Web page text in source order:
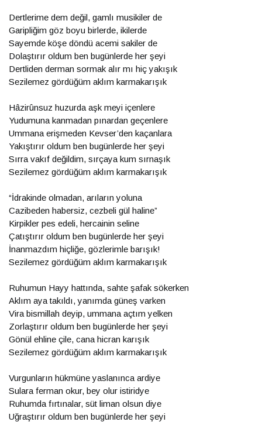
Dertlerime dem değil, gamlı musikiler de
Garipliğim göz boyu birlerde, ikilerde
Sayemde köşe döndü acemi sakiler de
Dolaştırır oldum ben bugünlerde her şeyi
Dertliden derman sormak alır mı hiç yakışık
Sezilemez gördüğüm aklım karmakarışık
Hâzirûnsuz huzurda aşk meyi içenlere
Yudumuna kanmadan pınardan geçenlere
Ummana erişmeden Kevser’den kaçanlara
Yakıştırır oldum ben bugünlerde her şeyi
Sırra vakıf değildim, sırçaya kum sırnaşık
Sezilemez gördüğüm aklım karmakarışık
“İdrakinde olmadan, arıların yoluna
Cazibeden habersiz, cezbeli gül haline”
Kirpikler pes edeli, hercainin seline
Çatıştırır oldum ben bugünlerde her şeyi
İnanmazdım hiçliğe, gözlerimle barışık!
Sezilemez gördüğüm aklım karmakarışık
Ruhumun Hayy hattında, sahte şafak sökerken
Aklım aya takıldı, yanımda güneş varken
Vira bismillah deyip, ummana açtım yelken
Zorlaştırır oldum ben bugünlerde her şeyi
Gönül ehline çile, cana hicran karışık
Sezilemez gördüğüm aklım karmakarışık
Vurgunların hükmüne yaslanınca ardiye
Sulara ferman okur, bey olur istiridye
Ruhumda fırtınalar, süt liman olsun diye
Uğraştırır oldum ben bugünlerde her şeyi